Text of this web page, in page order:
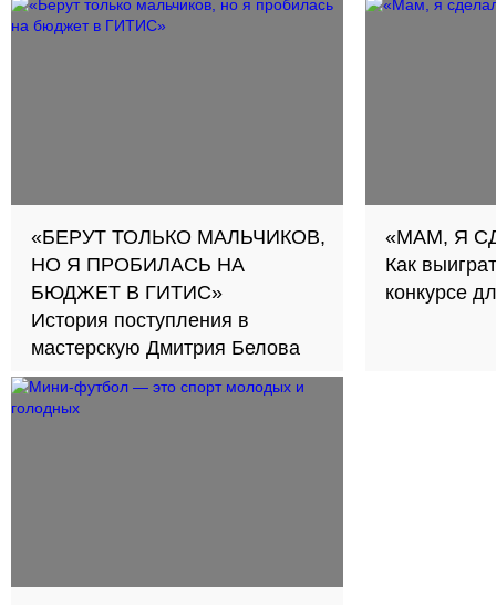
«БЕРУТ ТОЛЬКО МАЛЬЧИКОВ,
НО Я ПРОБИЛАСЬ НА
БЮДЖЕТ В ГИТИС»
История поступления в
мастерскую Дмитрия Белова
«МАМ, Я
Как
конкурсе